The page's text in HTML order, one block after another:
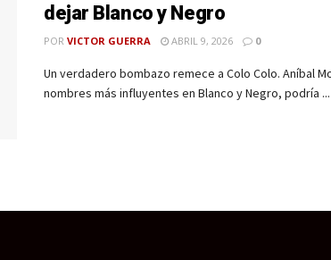
dejar Blanco y Negro
POR VICTOR GUERRA ABRIL 9, 2026 0
Un verdadero bombazo remece a Colo Colo. Aníbal
nombres más influyentes en Blanco y Negro, podría ...